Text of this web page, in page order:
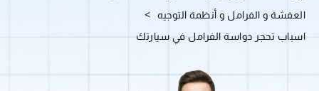
العفشة و الفرامل و أنظمة التوجيه >
اسباب تحجر دواسة الفرامل في سيارتك